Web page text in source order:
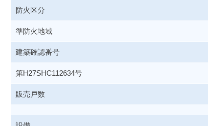
防火区分
準防火地域
建築確認番号
第H27SHC112634号
販売戸数